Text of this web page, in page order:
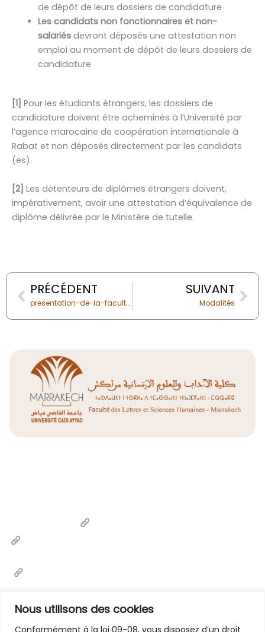
Nous utilisons des cookies
Conformément à la loi 09-08, vous disposez d’un droit
de dépôt de leurs dossiers de candidature
Les candidats non fonctionnaires et non-
salariésdevront déposés une attestation non
emploi au moment de dépôt de leurs dossiers de
candidature
[1] Pour les étudiants étrangers, les dossiers de
candidature doivent être acheminés à l’Université par
l’agence marocaine de coopération internationale à
Rabat et non déposés directement par les candidats
(es).
[2] Les détenteurs de diplômes étrangers doivent,
impérativement, avoir une attestation d’équivalence de
diplôme délivrée par le Ministère de tutelle.
PrevPRÉCÉDENT
presentation-de-la-faculte/
SUIVANT
Modalités
Portail National de Maroc